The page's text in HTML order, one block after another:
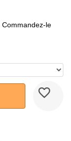
Commandez-le